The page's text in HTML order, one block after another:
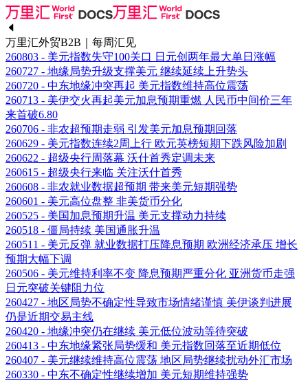
万里汇外贸B2B｜每周汇见
260803 - 美元指数失守100关口 日元创两年最大单日涨幅
260727 - 地缘局势升级支撑美元 继续延续上升势头
260720 - 中东地缘冲突再起 美元指数维持高位震荡
260713 - 美伊交火再起美元加息预期重燃 人民币中间价三年
来首破6.80
260706 - 非农超预期走弱 引发美元加息预期回落
260629 - 美元指数连续2周上行 欧元英榜短期下跌风险加剧
260622 - 超级央行周落幕 沃什首秀定调未来
260615 - 超级央行来临 关注沃什首秀
260608 - 非农就业数据超预期 带来美元短期强势
260601 - 美元高位盘整 非美货币分化
260525 - 美国加息预期升温 美元支撑动力持续
260518 - 僵局持续 美国通胀升温
260511 - 美元反弹 就业数据打压降息预期 欧洲经济承压 增长
预期大幅下调
260506 - 美元维持利率不变 降息预期严重分化 亚洲货币走强
日元突破关键阻力位
260427 - 地区局势不确定性导致市场情绪谨慎 美伊谈判进展
仍是近期交易主线
260420 - 地缘冲突仍在继续 美元低位波动等待突破
260413 - 中东地缘紧张局势缓和 美元指数回落至近期低位
260407 - 美元继续维持高位震荡 地区局势继续扰动外汇市场
260330 - 中东不确定性继续增加 美元短期维持强势